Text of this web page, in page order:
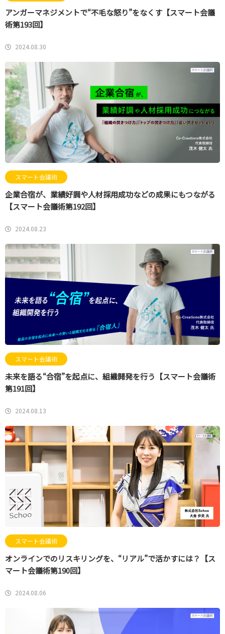
アンガーマネジメントで“不毛な怒り”をなくす【スマート会議
術第193回】
2024.08.30
スマート会議術
企業合宿が、業績好調や人材採用成功などの成果にもつながる
【スマート会議術第192回】
2024.08.23
スマート会議術
未来を語る“合宿”を起点に、組織開発を行う【スマート会議術
第191回】
2024.08.13
スマート会議術
オンラインでのリスキリングを、“リアル”で活かすには？【ス
マート会議術第190回】
2024.08.06